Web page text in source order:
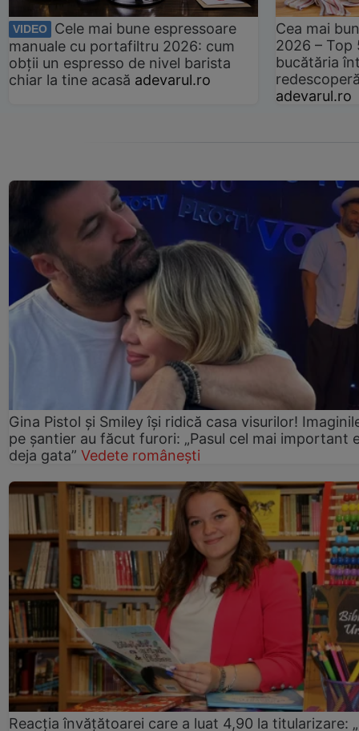
VIDEO
Cele mai bune espressoare
manuale cu portafiltru 2026: cum
obții un espresso de nivel barista
chiar la tine acasă adevarul.ro
Cea mai
2026 –
bucătăria
adevarul.ro
Gina Pistol și Smiley își ridică casa visurilor!
pe șantier au făcut furori: „Pasul cel mai important
deja gata” Vedete românești
Reacția învățătoarei care a luat 4,90 la titularizare: